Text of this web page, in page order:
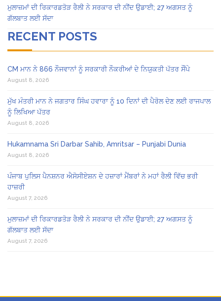
ਮੁਲਾਜ਼ਮਾਂ ਦੀ ਰਿਕਾਰਡਤੋੜ ਰੈਲੀ ਨੇ ਸਰਕਾਰ ਦੀ ਨੀਂਦ ਉਡਾਈ; 27 ਅਗਸਤ ਨੂੰ
ਗੱਲਬਾਤ ਲਈ ਸੱਦਾ
RECENT POSTS
CM ਮਾਨ ਨੇ 866 ਨੌਜਵਾਨਾਂ ਨੂੰ ਸਰਕਾਰੀ ਨੌਕਰੀਆਂ ਦੇ ਨਿਯੁਕਤੀ ਪੱਤਰ ਸੌਂਪੇ
August 8, 2026
ਮੁੱਖ ਮੰਤਰੀ ਮਾਨ ਨੇ ਜਗਤਾਰ ਸਿੰਘ ਹਵਾਰਾ ਨੂੰ 10 ਦਿਨਾਂ ਦੀ ਪੈਰੋਲ ਦੇਣ ਲਈ ਰਾਜਪਾਲ
ਨੂੰ ਲਿਖਿਆ ਪੱਤਰ
August 8, 2026
Hukamnama Sri Darbar Sahib, Amritsar – Punjabi Dunia
August 8, 2026
ਪੰਜਾਬ ਪੁਲਿਸ ਪੈਨਸ਼ਨਰ ਐਸੋਸੀਏਸ਼ਨ ਦੇ ਹਜ਼ਾਰਾਂ ਮੈਂਬਰਾਂ ਨੇ ਮਹਾਂ ਰੈਲੀ ਵਿੱਚ ਭਰੀ
ਹਾਜ਼ਰੀ
August 7, 2026
ਮੁਲਾਜ਼ਮਾਂ ਦੀ ਰਿਕਾਰਡਤੋੜ ਰੈਲੀ ਨੇ ਸਰਕਾਰ ਦੀ ਨੀਂਦ ਉਡਾਈ; 27 ਅਗਸਤ ਨੂੰ
ਗੱਲਬਾਤ ਲਈ ਸੱਦਾ
August 7, 2026